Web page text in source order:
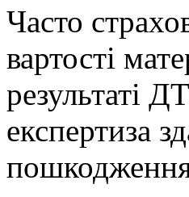
Часто
вартості
результаті
експертиза
пошкодження